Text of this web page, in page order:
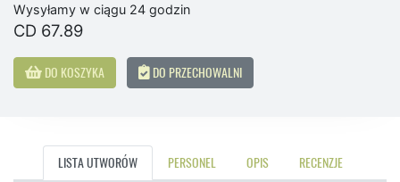
Wysyłamy w ciągu 24 godzin
CD 67.89
DO KOSZYKA DO PRZECHOWALNI
LISTA UTWORÓW PERSONEL OPIS RECENZJE